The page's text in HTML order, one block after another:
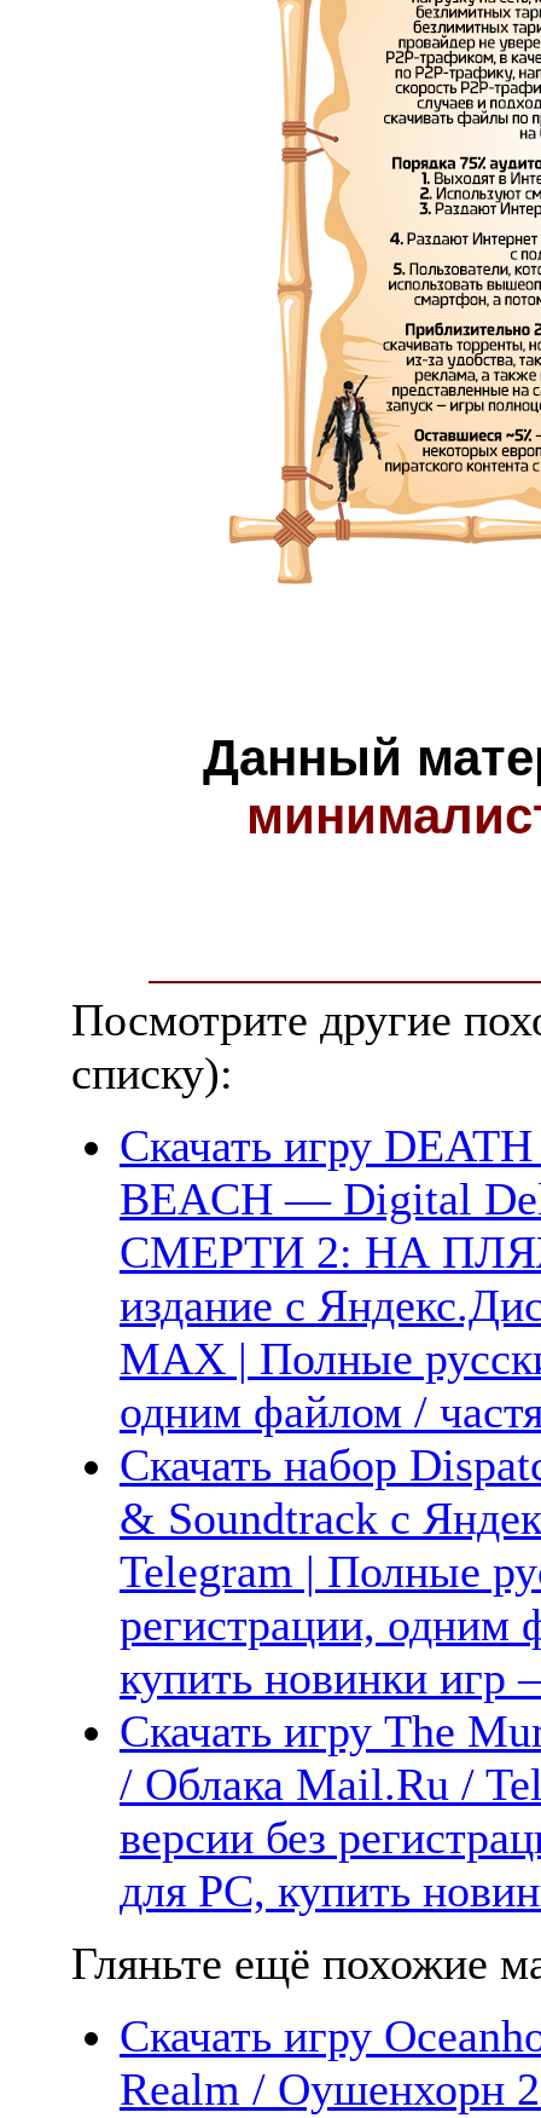
Данный
Посмотрите другие
списку):
Скачать игру
BEACH — Digital
СМЕРТИ 2: НА
издание с
MAX | Полные
одним файлом /
Скачать набор
& Soundtrack с
Telegram | Полные
регистрации, одним
купить новинки
Скачать игру The
/ Облака Mail.Ru /
версии без
для PC, купить
Гляньте ещё похожие
Скачать игру
Realm / Оушенхорн